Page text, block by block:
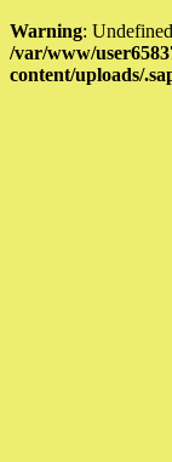
Warning:
/var/www/
content/uploads/